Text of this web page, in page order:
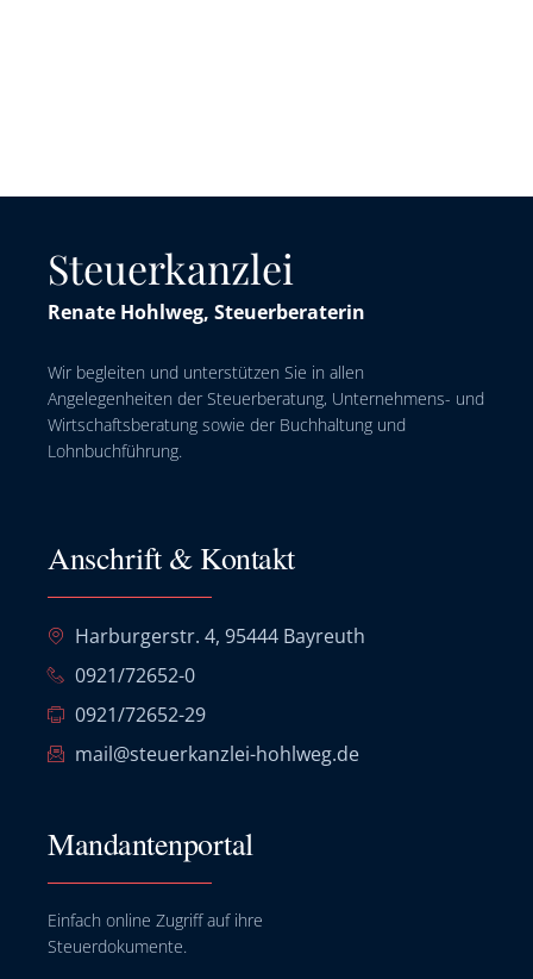
Steuerkanzlei
Renate Hohlweg, Steuerberaterin
Wir begleiten und unterstützen Sie in allen
Angelegenheiten der Steuerberatung, Unternehmens- und
Wirtschaftsberatung sowie der Buchhaltung und
Lohnbuchführung.
Anschrift & Kontakt
Harburgerstr. 4, 95444 Bayreuth
0921/72652-0
0921/72652-29
mail@steuerkanzlei-hohlweg.de
Mandantenportal
Einfach online Zugriff auf ihre
Steuerdokumente.